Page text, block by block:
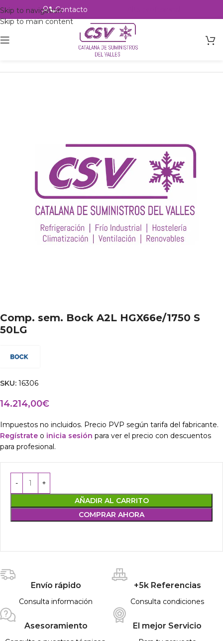
Skip to navigation
Skip to main content
Contacto
csvalles
Comp. sem. Bock A2L HGX66e/1750 S
50LG
SKU: 16306
14.214,00€
Impuestos no incluidos. Precio PVP según tarifa del fabricante.
Regístrate o inicia sesión para ver el precio con descuentos
para profesional.
AÑADIR AL CARRITO
COMPRAR AHORA
Envío rápido
Consulta información
+5k Referencias
Consulta condiciones
Asesoramiento El mejor Servicio